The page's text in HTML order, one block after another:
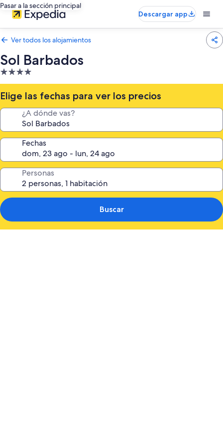
Pasar a la sección principal
Descargar app
Ver todos los alojamientos
Sol Barbados
Alojamiento
de
4.0 estrellas
Elige las fechas para ver los precios
¿A dónde vas?
Fechas
Personas
Buscar